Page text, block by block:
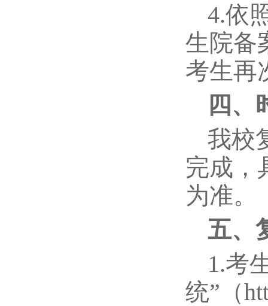
4.依
生院备
考生再
四、
我校
完成，
为准。
五、
1.考
统”（